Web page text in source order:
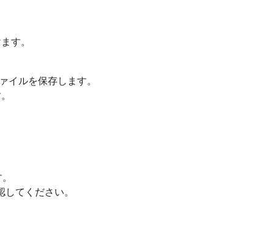
す。
イルを保存します。
てください。